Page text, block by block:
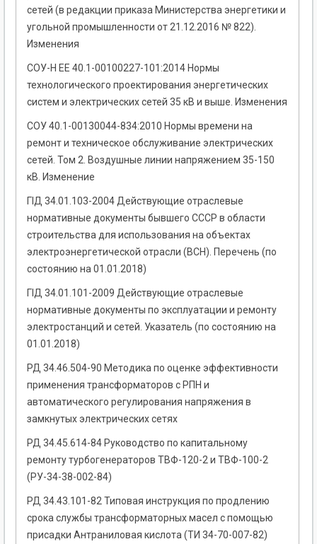
сетей (в редакции приказа Министерства энергетики и
угольной промышленности от 21.12.2016 № 822).
Изменения
СОУ-Н ЕЕ 40.1-00100227-101:2014 Нормы
технологического проектирования энергетических
систем и электрических сетей 35 кВ и выше. Изменения
СОУ 40.1-00130044-834:2010 Нормы времени на
ремонт и техническое обслуживание электрических
сетей. Том 2. Воздушные линии напряжением 35-150
кВ. Изменение
ГІД 34.01.103-2004 Действующие отраслевые
нормативные документы бывшего СССР в области
строительства для использования на объектах
электроэнергетической отрасли (ВСН). Перечень (по
состоянию на 01.01.2018)
ГІД 34.01.101-2009 Действующие отраслевые
нормативные документы по эксплуатации и ремонту
электростанций и сетей. Указатель (по состоянию на
01.01.2018)
РД 34.46.504-90 Методика по оценке эффективности
применения трансформаторов с РПН и
автоматического регулирования напряжения в
замкнутых электрических сетях
РД 34.45.614-84 Руководство по капитальному
ремонту турбогенераторов ТВФ-120-2 и ТВФ-100-2
(РУ-34-38-002-84)
РД 34.43.101-82 Типовая инструкция по продлению
срока службы трансформаторных масел с помощью
присадки Антраниловая кислота (ТИ 34-70-007-82)